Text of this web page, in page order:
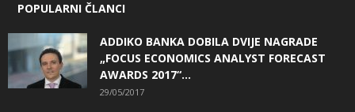
POPULARNI ČLANCI
ADDIKO BANKA DOBILA DVIJE NAGRADE
„FOCUS ECONOMICS ANALYST FORECAST
AWARDS 2017“...
29/05/2017